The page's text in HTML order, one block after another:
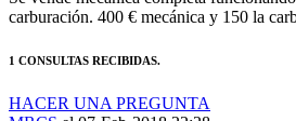
MRCS el 07-Feb-2018 22:28